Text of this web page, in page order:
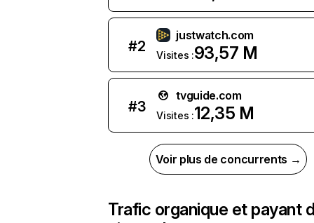
#2
justwatch.com
Visites :93,57 M
#3
tvguide.com
Visites :12,35 M
Voir plus de concurrents →
Trafic organique et payant